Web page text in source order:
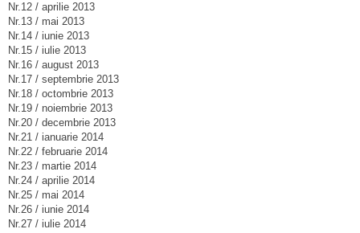
Nr.12 / aprilie 2013
Nr.13 / mai 2013
Nr.14 / iunie 2013
Nr.15 / iulie 2013
Nr.16 / august 2013
Nr.17 / septembrie 2013
Nr.18 / octombrie 2013
Nr.19 / noiembrie 2013
Nr.20 / decembrie 2013
Nr.21 / ianuarie 2014
Nr.22 / februarie 2014
Nr.23 / martie 2014
Nr.24 / aprilie 2014
Nr.25 / mai 2014
Nr.26 / iunie 2014
Nr.27 / iulie 2014